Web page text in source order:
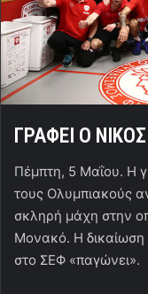
ΓΡΑΦΕΙ Ο
Πέμπτη, 5 Μαΐου. Η
τους Ολυμπιακούς
σκληρή μάχη στην
Μονακό. Η δικαίωση
στο ΣΕΦ «παγώνει».